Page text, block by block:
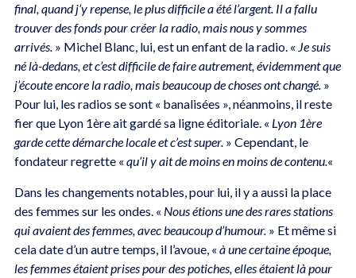
final, quand j’y repense, le plus difficile a été l’argent. Il a fallu
trouver des fonds pour créer la radio, mais nous y sommes
arrivés.» Michel Blanc, lui, est un enfant de la radio. « Je suis
né là-dedans, et c’est difficile de faire autrement, évidemment que
j’écoute encore la radio, mais beaucoup de choses ont changé.»
Pour lui, les radios se sont « banalisées », néanmoins, il reste
fier que Lyon 1ère ait gardé sa ligne éditoriale. « Lyon 1ère
garde cette démarche locale et c’est super.» Cependant, le
fondateur regrette « qu’il y ait de moins en moins de contenu.«
Dans les changements notables, pour lui, il y a aussi la place
des femmes sur les ondes. « Nous étions une des rares stations
qui avaient des femmes, avec beaucoup d’humour. » Et même si
cela date d’un autre temps, il l’avoue, « à une certaine époque,
les femmes étaient prises pour des potiches, elles étaient là pour